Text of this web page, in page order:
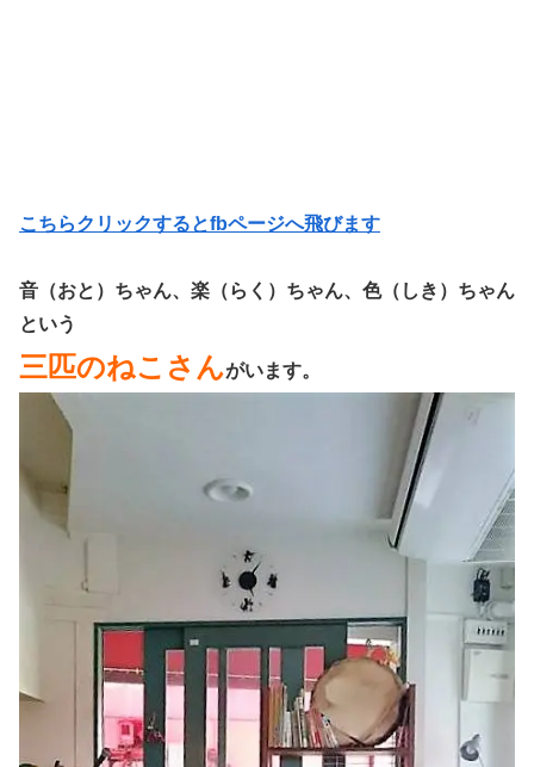
こちらクリックするとfbページへ飛びます
音（おと）ちゃん、楽（らく）ちゃん、色（しき）ちゃん
という
三匹のねこさんがいます。